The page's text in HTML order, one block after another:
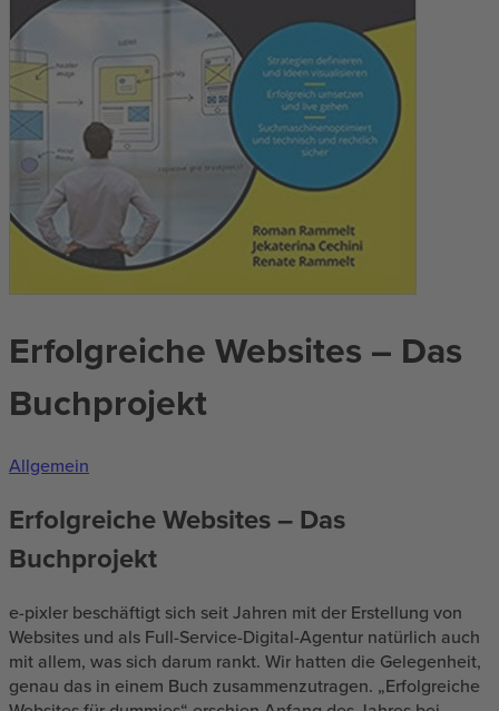
Erfolgreiche Websites – Das
Buchprojekt
Allgemein
Erfolgreiche Websites – Das
Buchprojekt
e-pixler beschäftigt sich seit Jahren mit der Erstellung von
Websites und als Full-Service-Digital-Agentur natürlich auch
mit allem, was sich darum rankt. Wir hatten die Gelegenheit,
genau das in einem Buch zusammenzutragen. „Erfolgreiche